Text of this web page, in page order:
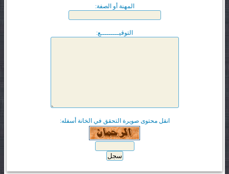
المهنة أو الصفة:
التوقيـــــــــع:
انقل محتوى صويرة التحقق في الخانة أسفله: